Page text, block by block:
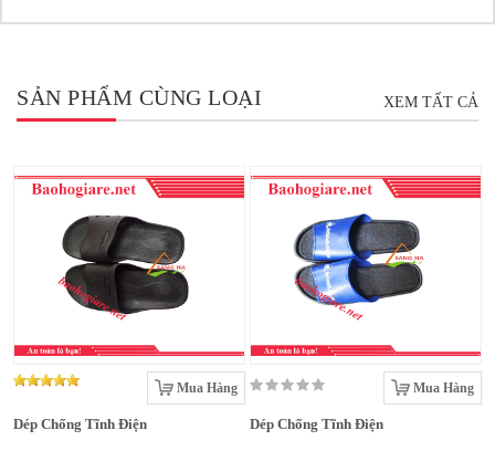
SẢN PHẨM CÙNG LOẠI XEM TẤT CẢ
Mua Hàng
Dép Chống Tĩnh Điện
Mua Hàng
Dép Chống Tĩnh Điện